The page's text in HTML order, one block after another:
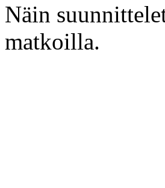
Näin
matkoilla.